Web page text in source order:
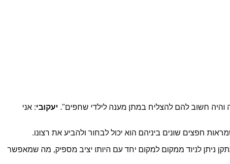
והיה חשוב להם להצליח במתן מענה לילדי שחפים". יעקובי: אני
חפצים שונים ביניהם הוא יכול לבחור ולהביע את רצונו.
ניתן לניוד ממקום למקום יחד עם היותו יציב מספיק, מה שמאפשר